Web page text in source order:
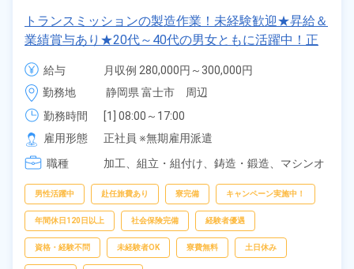
トランスミッションの製造作業！未経験歓迎★昇給＆
業績賞与あり★20代～40代の男女ともに活躍中！正
社員登用制度あり◎最寄り駅からシャトルバスで通勤
ラクラク★年間休日121日！長期休暇あり★《静岡県
富士市》
給与
月収例 280,000円～300,000円
給与 238,700円～238,700円
勤務地
静岡県 富士市　周辺
勤務時間
[1] 08:00～17:00
[2] 20:00～05:00
雇用形態
正社員 ※無期雇用派遣
職種
加工、 組立・組付け、 鋳造・鍛造、 マシンオ
男性活躍中 赴任旅費あり 寮完備 キャンペーン実施中！
年間休日120日以上 社会保険完備 経験者優遇
資格・経験不問 未経験者OK 寮費無料 土日休み